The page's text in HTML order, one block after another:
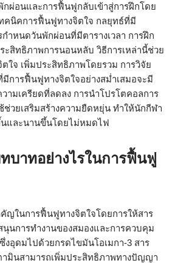
กผ่อนและการฟื้นฟูกลับเข้าสู่การฝึกโดย
คนิคการฟื้นฟูทางจิตใจ กลยุทธ์ที่มี
ำหนดวันพักผ่อนที่มีตารางเวลา การฝึก
ะสิทธิภาพการนอนหลับ วิธีการเหล่านี้ช่วย
ใจ เพิ่มประสิทธิภาพโดยรวม การวิจัย
การฟื้นฟูทางจิตใจอย่างสม่ำเสมอจะมี
ามเครียดที่ลดลง การนำโปรโตคอลการ
วยเสริมสร้างความยืดหยุ่น ทำให้นักกีฬา
และนานขึ้นโดยไม่หมดไฟ
บาทอย่างไรในการฟื้นฟู
ญในการฟื้นฟูทางจิตใจโดยการให้สาร
นการทำงานของสมองและการควบคุม
อุดมไปด้วยกรดไขมันโอเมกา-3 สาร
มินสามารถเพิ่มประสิทธิภาพทางปัญญา